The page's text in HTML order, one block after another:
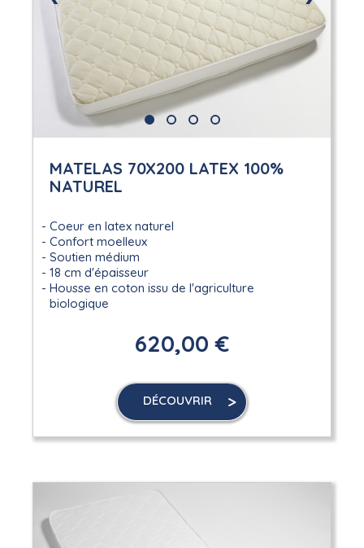
MATELAS 70X200 LATEX 100%
NATUREL
Coeur en latex naturel
Confort moelleux
Soutien médium
18 cm d'épaisseur
Housse en coton issu de l'agriculture
biologique
620,00 €
DÉCOUVRIR